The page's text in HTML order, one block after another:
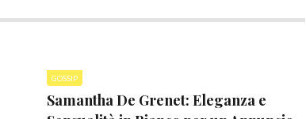
GOSSIP
Samantha De Grenet: Eleganza e